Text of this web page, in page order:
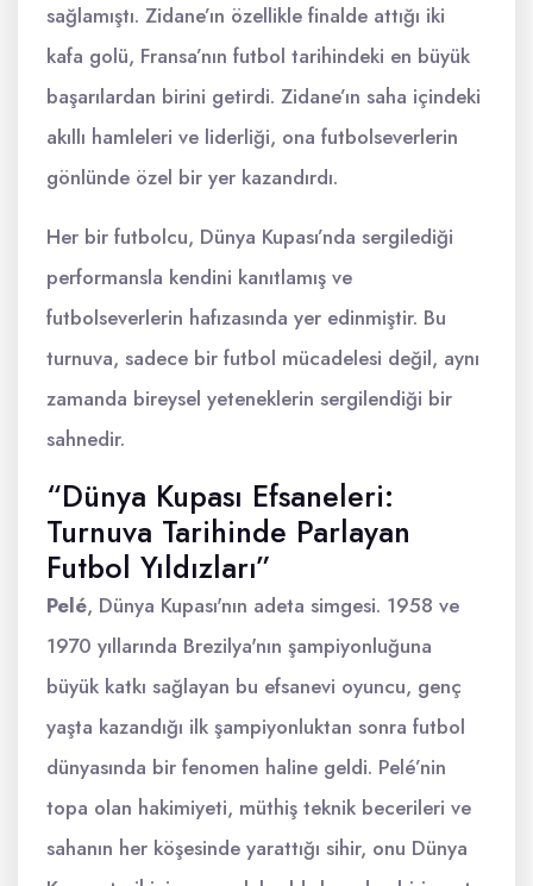
sağlamıştı. Zidane’ın özellikle finalde attığı iki
kafa golü, Fransa’nın futbol tarihindeki en büyük
başarılardan birini getirdi. Zidane’ın saha içindeki
akıllı hamleleri ve liderliği, ona futbolseverlerin
gönlünde özel bir yer kazandırdı.
Her bir futbolcu, Dünya Kupası’nda sergilediği
performansla kendini kanıtlamış ve
futbolseverlerin hafızasında yer edinmiştir. Bu
turnuva, sadece bir futbol mücadelesi değil, aynı
zamanda bireysel yeteneklerin sergilendiği bir
sahnedir.
“Dünya Kupası Efsaneleri:
Turnuva Tarihinde Parlayan
Futbol Yıldızları”
Pelé, Dünya Kupası'nın adeta simgesi. 1958 ve
1970 yıllarında Brezilya'nın şampiyonluğuna
büyük katkı sağlayan bu efsanevi oyuncu, genç
yaşta kazandığı ilk şampiyonluktan sonra futbol
dünyasında bir fenomen haline geldi. Pelé’nin
topa olan hakimiyeti, müthiş teknik becerileri ve
sahanın her köşesinde yarattığı sihir, onu Dünya